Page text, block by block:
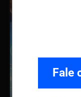
Fale